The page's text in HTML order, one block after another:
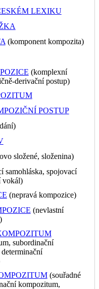
LEXIKU
(komponent kompozita)
(komplexní
derivační postup)
POSTUP
složené, složenina)
samohláska, spojovací
vokál)
(nepravá kompozice)
(nevlastní
subordinační
(souřadné
kompozitum,